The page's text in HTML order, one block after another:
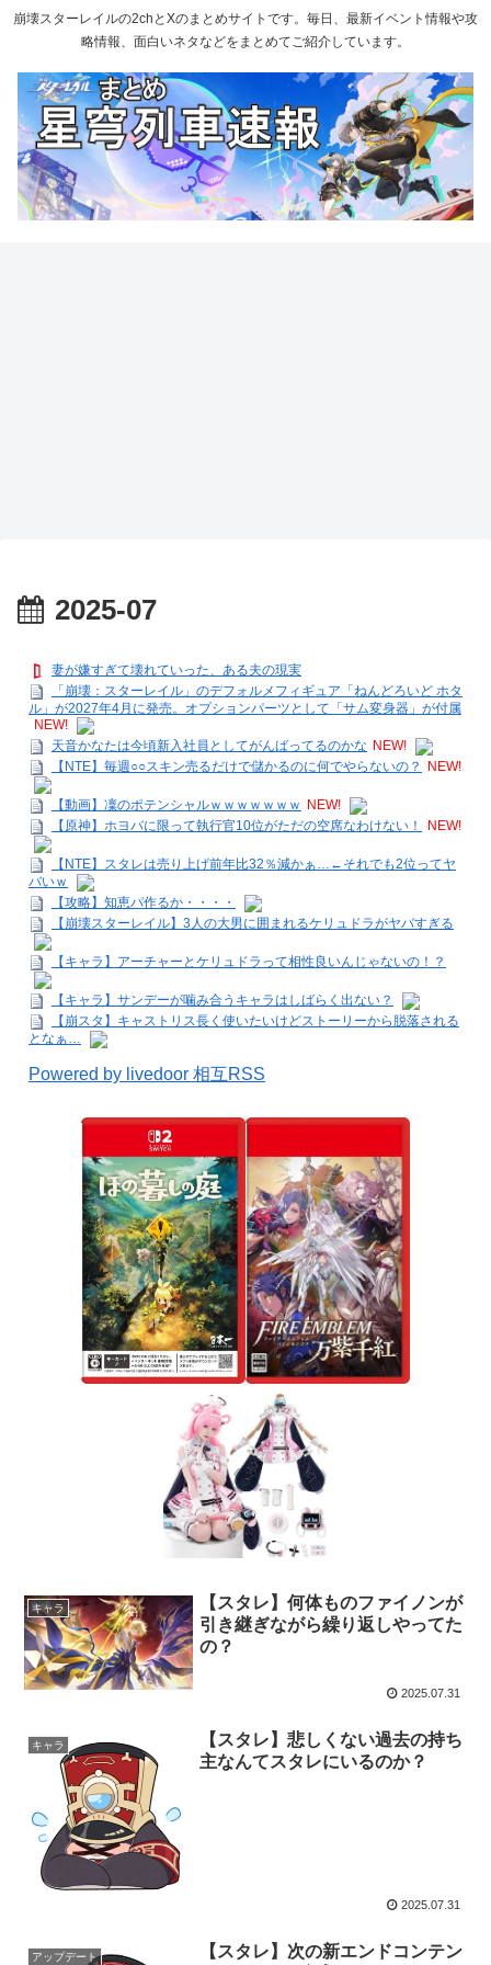
崩壊スターレイルの2chとXのまとめサイトです。毎日、最新イベント情報や攻
略情報、面白いネタなどをまとめてご紹介しています。
2025-07
妻が嫌すぎて壊れていった、ある夫の現実
「崩壊：スターレイル」のデフォルメフィギュア「ねんどろいど ホタ
ル」が2027年4月に発売。オプションパーツとして「サム変身器」が付属
NEW!
天音かなたは今頃新入社員としてがんばってるのかな NEW!
【NTE】毎週○○スキン売るだけで儲かるのに何でやらないの？
NEW!
【動画】凜のポテンシャルｗｗｗｗｗｗｗ
NEW!
【原神】ホヨバに限って執行官10位がただの空席なわけない！
NEW!
【NTE】スタレは売り上げ前年比32％減かぁ…←それでも2位ってヤ
バいｗ
【攻略】知恵パ作るか・・・・
【崩壊スターレイル】3人の大男に囲まれるケリュドラがヤバすぎる
【キャラ】アーチャーとケリュドラって相性良いんじゃないの！？
【キャラ】サンデーが噛み合うキャラはしばらく出ない？
【崩スタ】キャストリス長く使いたいけどストーリーから脱落される
となぁ…
Powered by livedoor 相互RSS
キャラ
【スタレ】何体ものファイノンが
引き継ぎながら繰り返しやってた
の？
2025.07.31
キャラ
【スタレ】悲しくない過去の持ち
主なんてスタレにいるのか？
2025.07.31
アップデート
【スタレ】次の新エンドコンテン